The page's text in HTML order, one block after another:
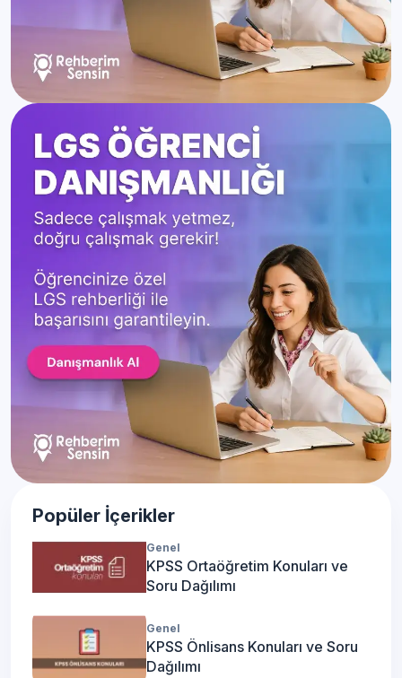
Popüler İçerikler
Genel
KPSS Ortaöğretim Konuları ve
Soru Dağılımı
Genel
KPSS Önlisans Konuları ve Soru
Dağılımı